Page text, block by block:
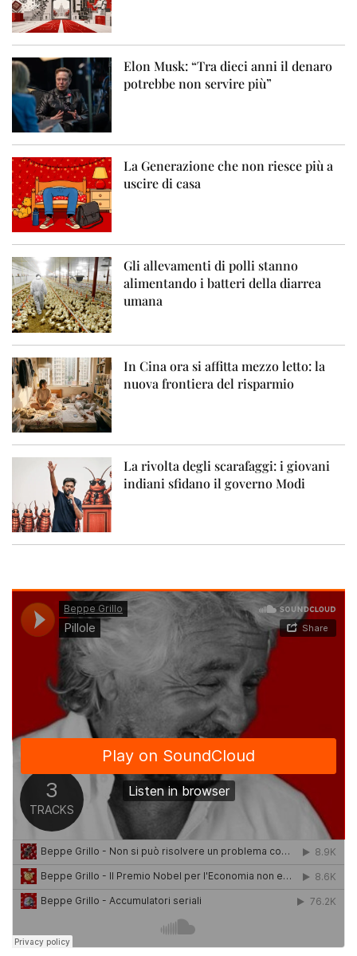
Elon Musk: “Tra dieci anni il denaro
potrebbe non servire più”
La Generazione che non riesce più a
uscire di casa
Gli allevamenti di polli stanno
alimentando i batteri della diarrea
umana
In Cina ora si affitta mezzo letto: la
nuova frontiera del risparmio
La rivolta degli scarafaggi: i giovani
indiani sfidano il governo Modi